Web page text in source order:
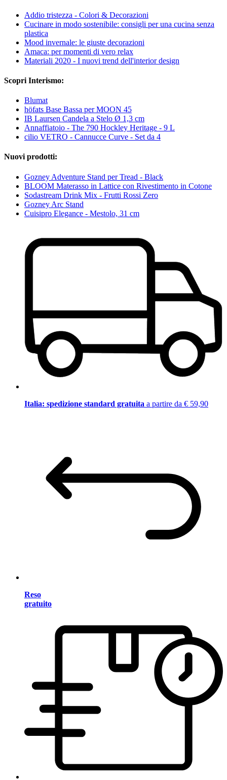
Addio tristezza - Colori & Decorazioni
Cucinare in modo sostenibile: consigli per una cucina senza
plastica
Mood invernale: le giuste decorazioni
Amaca: per momenti di vero relax
Materiali 2020 - I nuovi trend dell'interior design
Scopri Interismo:
Blumat
höfats Base Bassa per MOON 45
IB Laursen Candela a Stelo Ø 1,3 cm
Annaffiatoio - The 790 Hockley Heritage - 9 L
cilio VETRO - Cannucce Curve - Set da 4
Nuovi prodotti:
Gozney Adventure Stand per Tread - Black
BLOOM Materasso in Lattice con Rivestimento in Cotone
Sodastream Drink Mix - Frutti Rossi Zero
Gozney Arc Stand
Cuisipro Elegance - Mestolo, 31 cm
Italia: spedizione standard gratuita a partire da € 59,90
Reso
gratuito